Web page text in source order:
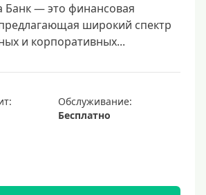
Банк — это финансовая
широкий спектр
и корпоративных...
Обслуживание:
Бесплатно